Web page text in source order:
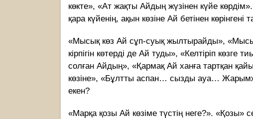
көкте», «Ат жақты Айдың жүзінен күйе көрдім».
қара күйенің, ақын көзіне Ай бетінен
«Мысық көз Ай сұп-суық жылтырайды»,
кірпігін көтерді де Ай туды», «Келтіріп көзге
солған Айдың», «Қармақ Ай ханға тартқан
көзіне», «Бұлтты аспан… сызды ауа…
екен?
«Марқа қозы Ай көзіме түстің неге?». «Қозы»